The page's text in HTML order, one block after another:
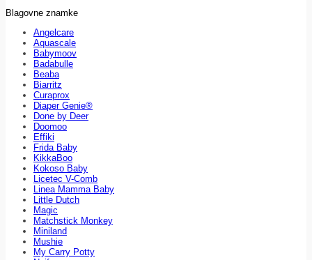
Blagovne znamke
Angelcare
Aquascale
Babymoov
Badabulle
Beaba
Biarritz
Curaprox
Diaper Genie®
Done by Deer
Doomoo
Effiki
Frida Baby
KikkaBoo
Kokoso Baby
Licetec V-Comb
Linea Mamma Baby
Little Dutch
Magic
Matchstick Monkey
Miniland
Mushie
My Carry Potty